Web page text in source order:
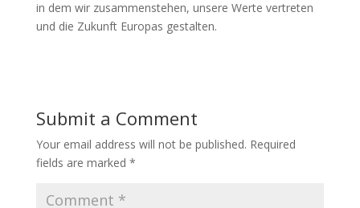
in dem wir zusammenstehen, unsere Werte vertreten
und die Zukunft Europas gestalten.
Submit a Comment
Your email address will not be published. Required
fields are marked *